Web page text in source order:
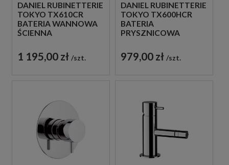
DANIEL RUBINETTERIE
TOKYO TX610CR
BATERIA WANNOWA
ŚCIENNA
CHROM
1 195,00 zł szt.
DANIEL RUBINETTERIE
TOKYO TX600HCR
BATERIA
PRYSZNICOWA
JEDNOUCHWYTOWA
CHROM
979,00 zł szt.